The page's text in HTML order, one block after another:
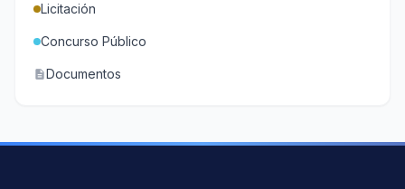
Licitación
Concurso Público
descriptionDocumentos